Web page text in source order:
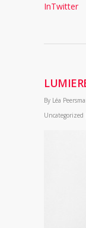
InTwitter
By Léa
Uncategorized